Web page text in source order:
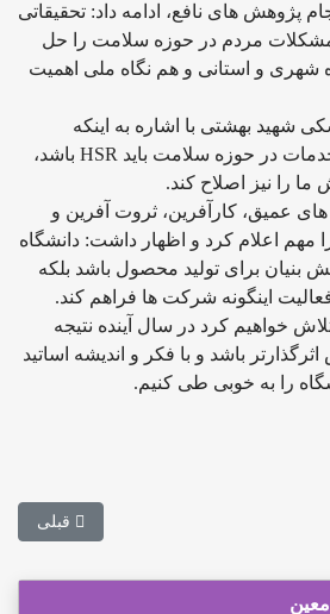
پژوهش های نافع، ادامه داد: تحقیقاتی
مشکلات مردم در حوزه سلامت را حل
شهری و استانی و هم نگاه ملی اهمیت
شهید بهشتی با اشاره به اینکه
پژوهش برای ارائه بهتر خدمات در حوزه سلامت باید HSR باشد،
را نیز اصلاح کند.
عمیق، کارآفرین، ثروت آفرین و
اعلام کرد و اظهار داشت: دانشگاه
بنیان برای تولید محصول باشد بلکه
اینگونه شرکت ها فراهم کند.
خواهیم کرد در سال آینده نتیجه
باشد و با فکر و اندیشه اساتید
را به خوبی طی کنیم.
مطلب قبلی:
قبلی رشته‌های دانشگاه آزاد